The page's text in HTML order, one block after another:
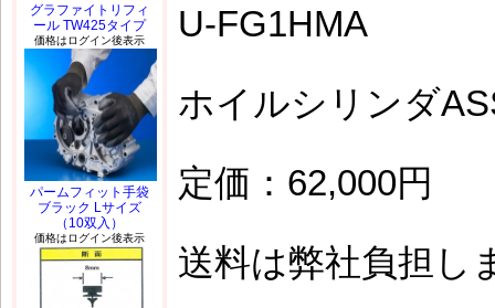
U-FG1HMA
ホイルシリンダ
定価：62,000円
送料は弊社負担し
グラファイトリフィ
ール TW425タイプ
価格はログイン後表示
パームフィット手袋
ブラック Lサイズ
（10双入）
価格はログイン後表示